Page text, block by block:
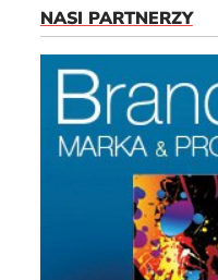
NASI PARTNERZY